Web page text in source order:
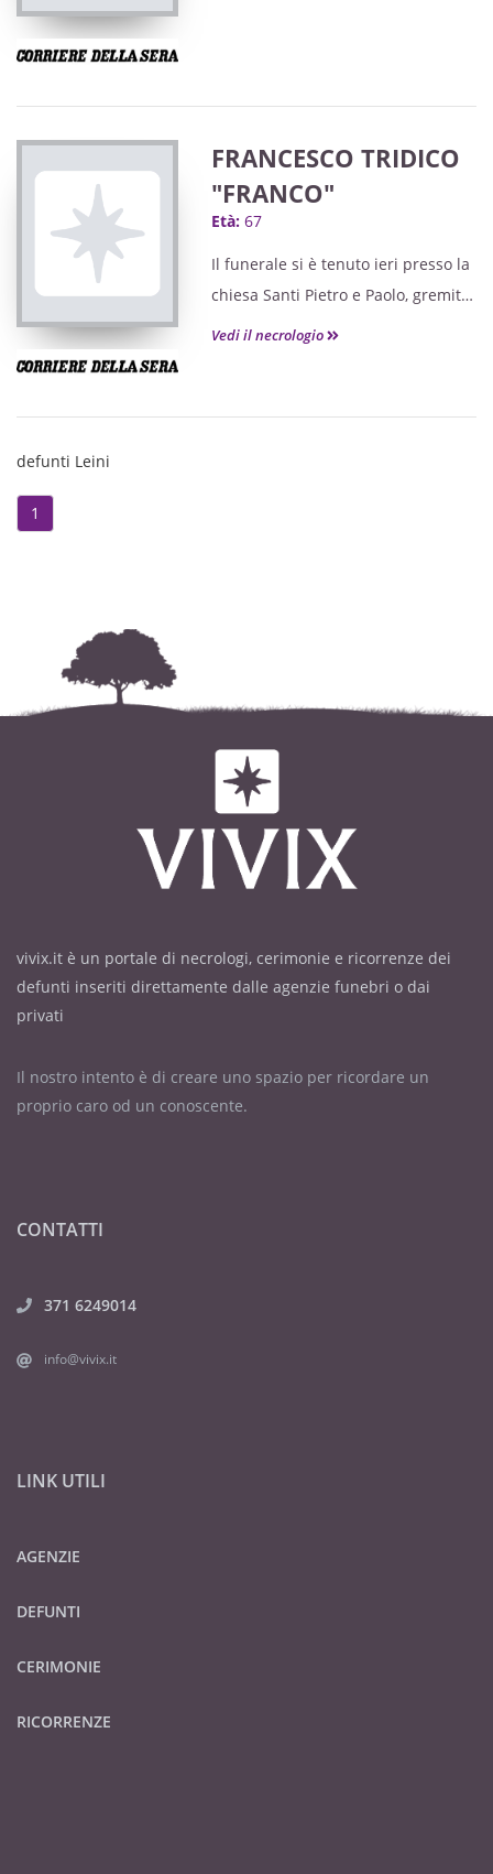
la tua anima».
FRANCESCO TRIDICO
"FRANCO"
Età: 67
Il funerale si è tenuto ieri presso la
chiesa Santi Pietro e Paolo, gremita
dai suoi tanti amici che hanno
Vedi il necrologio
defunti Leini
1
vivix.it è un portale di necrologi, cerimonie e ricorrenze dei
defunti inseriti direttamente dalle agenzie funebri o dai
privati
Il nostro intento è di creare uno spazio per ricordare un
proprio caro od un conoscente.
CONTATTI
371 6249014
info@vivix.it
LINK UTILI
AGENZIE
DEFUNTI
CERIMONIE
RICORRENZE